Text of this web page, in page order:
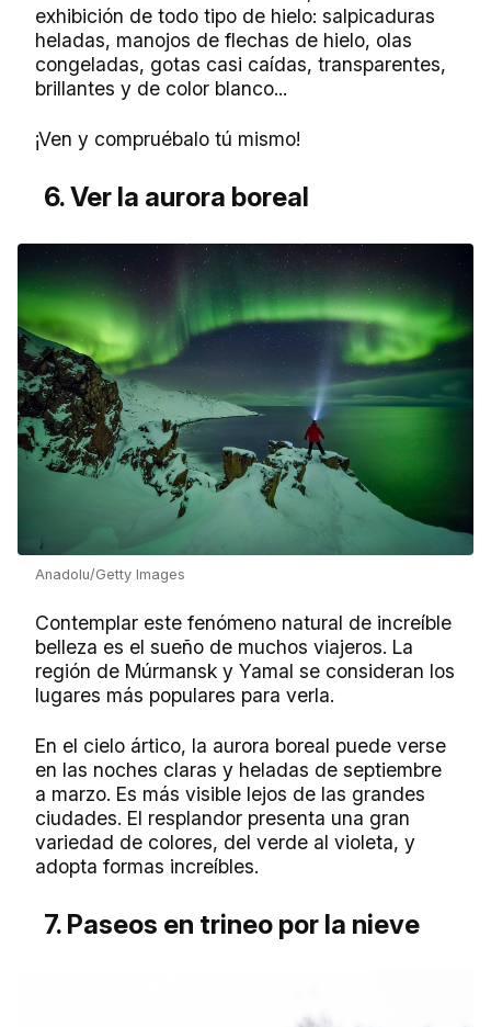
exhibición de todo tipo de hielo: salpicaduras
heladas, manojos de flechas de hielo, olas
congeladas, gotas casi caídas, transparentes,
brillantes y de color blanco...
¡Ven y compruébalo tú mismo!
6. Ver la aurora boreal
Anadolu/Getty Images
Contemplar este fenómeno natural de increíble
belleza es el sueño de muchos viajeros. La
región de Múrmansk y Yamal se consideran los
lugares más populares para verla.
En el cielo ártico, la aurora boreal puede verse
en las noches claras y heladas de septiembre
a marzo. Es más visible lejos de las grandes
ciudades. El resplandor presenta una gran
variedad de colores, del verde al violeta, y
adopta formas increíbles.
7. Paseos en trineo por la nieve